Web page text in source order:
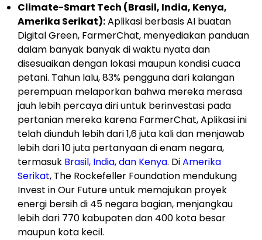
Climate-Smart Tech (Brasil, India, Kenya,
Amerika Serikat):Aplikasi berbasis AI buatan
Digital Green, FarmerChat, menyediakan panduan
dalam banyak banyak di waktu nyata dan
disesuaikan dengan lokasi maupun kondisi cuaca
petani. Tahun lalu, 83% pengguna dari kalangan
perempuan melaporkan bahwa mereka merasa
jauh lebih percaya diri untuk berinvestasi pada
pertanian mereka karena FarmerChat, Aplikasi ini
telah diunduh lebih dari 1,6 juta kali dan menjawab
lebih dari 10 juta pertanyaan di enam negara,
termasuk Brasil, India, dan Kenya. DiAmerika
Serikat, The Rockefeller Foundation mendukung
Invest in Our Future untuk memajukan proyek
energi bersih di 45 negara bagian, menjangkau
lebih dari 770 kabupaten dan 400 kota besar
maupun kota kecil.